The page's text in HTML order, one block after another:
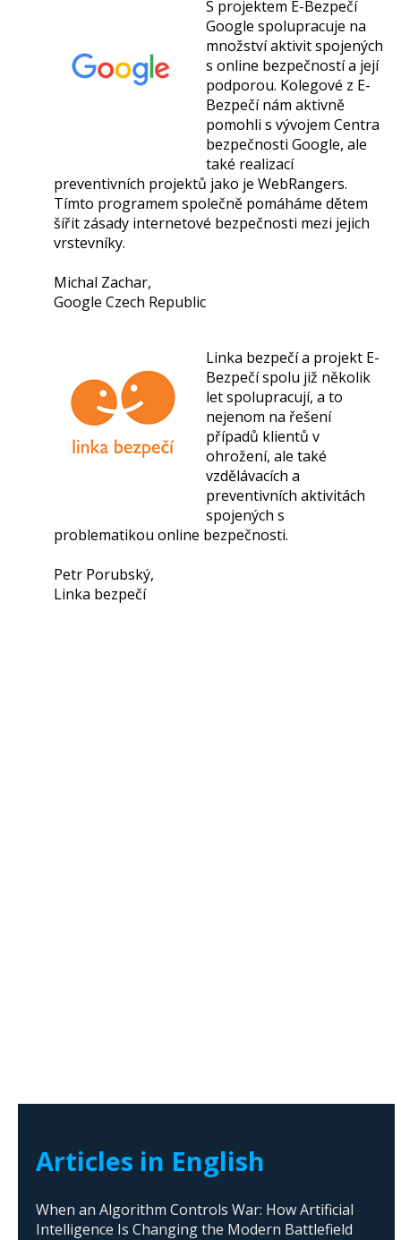
S projektem E-Bezpečí
Google spolupracuje na
množství aktivit spojených
s online bezpečností a její
podporou. Kolegové z E-
Bezpečí nám aktivně
pomohli s vývojem Centra
bezpečnosti Google, ale
také realizací
preventivních projektů jako je WebRangers.
Tímto programem společně pomáháme dětem
šířit zásady internetové bezpečnosti mezi jejich
vrstevníky.
Michal Zachar,
Google Czech Republic
Linka bezpečí a projekt E-
Bezpečí spolu již několik
let spolupracují, a to
nejenom na řešení
případů klientů v
ohrožení, ale také
vzdělávacích a
preventivních aktivitách
spojených s
problematikou online bezpečnosti.
Petr Porubský,
Linka bezpečí
Articles in English
When an Algorithm Controls War: How Artificial
Intelligence Is Changing the Modern Battlefield